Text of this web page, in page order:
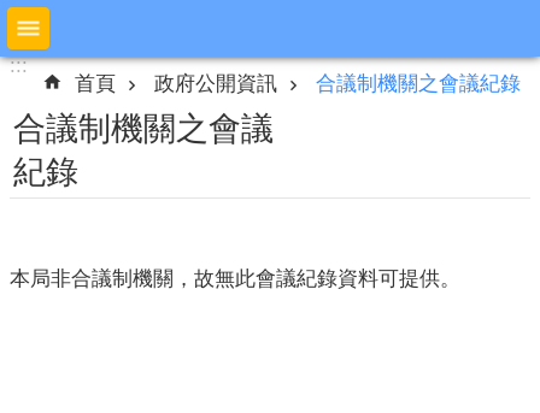
跳到主要內容區塊
進
階
搜
尋
布
::::::
首頁 政府公開資訊 合議制機關之會議紀錄
合議制機關之會議
紀錄
本局非合議制機關，故無此會議紀錄資料可提供。